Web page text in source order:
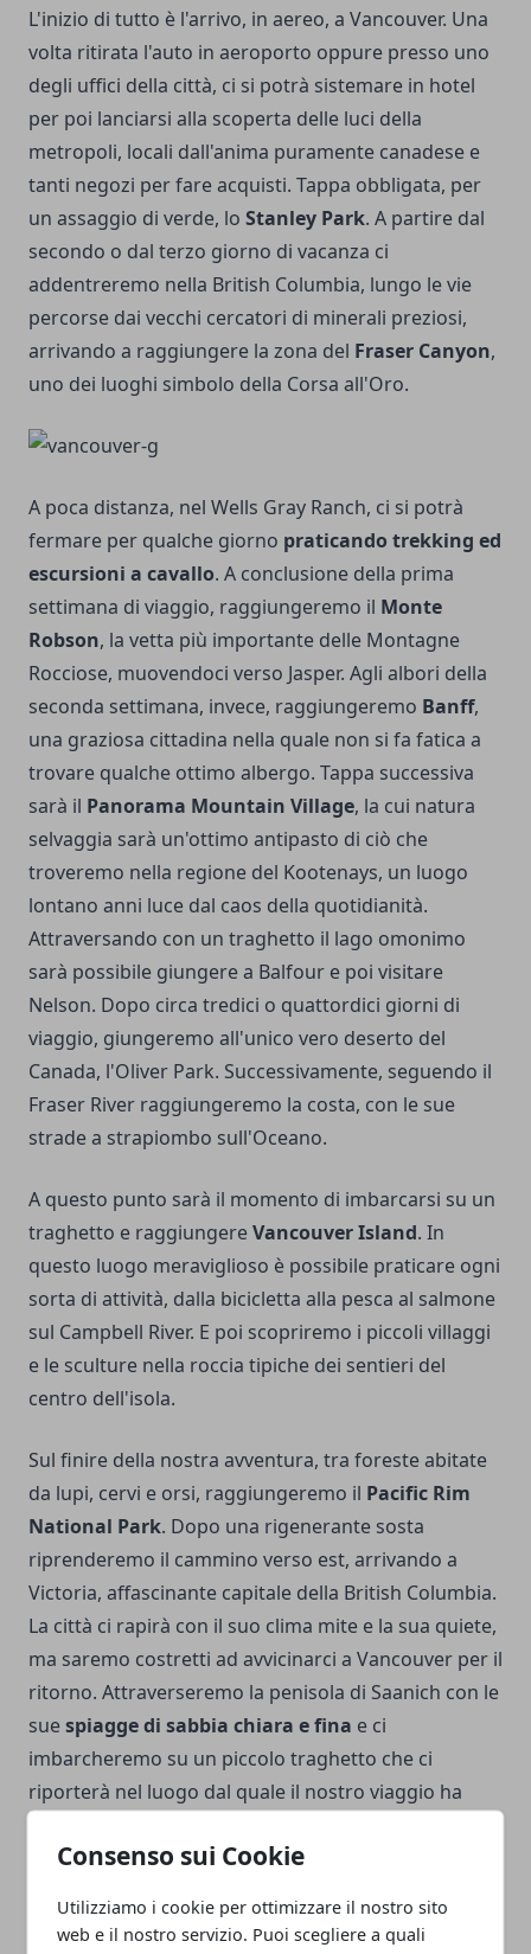
Consenso sui Cookie
Utilizziamo i cookie per ottimizzare il nostro sito
web e il nostro servizio. Puoi scegliere a quali
L'inizio di tutto è l'arrivo, in aereo, a Vancouver. Una
volta ritirata l'auto in aeroporto oppure presso uno
degli uffici della città, ci si potrà sistemare in hotel
per poi lanciarsi alla scoperta delle luci della
metropoli, locali dall'anima puramente canadese e
tanti negozi per fare acquisti. Tappa obbligata, per
un assaggio di verde, lo Stanley Park. A partire dal
secondo o dal terzo giorno di vacanza ci
addentreremo nella British Columbia, lungo le vie
percorse dai vecchi cercatori di minerali preziosi,
arrivando a raggiungere la zona del Fraser Canyon,
uno dei luoghi simbolo della Corsa all'Oro.
A poca distanza, nel Wells Gray Ranch, ci si potrà
fermare per qualche giorno praticando trekking ed
escursioni a cavallo. A conclusione della prima
settimana di viaggio, raggiungeremo il Monte
Robson, la vetta più importante delle Montagne
Rocciose, muovendoci verso Jasper. Agli albori della
seconda settimana, invece, raggiungeremo Banff,
una graziosa cittadina nella quale non si fa fatica a
trovare qualche ottimo albergo. Tappa successiva
sarà il Panorama Mountain Village, la cui natura
selvaggia sarà un'ottimo antipasto di ciò che
troveremo nella regione del Kootenays, un luogo
lontano anni luce dal caos della quotidianità.
Attraversando con un traghetto il lago omonimo
sarà possibile giungere a Balfour e poi visitare
Nelson. Dopo circa tredici o quattordici giorni di
viaggio, giungeremo all'unico vero deserto del
Canada, l'Oliver Park. Successivamente, seguendo il
Fraser River raggiungeremo la costa, con le sue
strade a strapiombo sull'Oceano.
A questo punto sarà il momento di imbarcarsi su un
traghetto e raggiungereVancouver Island. In
questo luogo meraviglioso è possibile praticare ogni
sorta di attività, dalla bicicletta alla pesca al salmone
sul Campbell River. E poi scopriremo i piccoli villaggi
e le sculture nella roccia tipiche dei sentieri del
centro dell'isola.
Sul finire della nostra avventura, tra foreste abitate
da lupi, cervi e orsi, raggiungeremo il Pacific Rim
National Park. Dopo una rigenerante sosta
riprenderemo il cammino verso est, arrivando a
Victoria, affascinante capitale della British Columbia.
La città ci rapirà con il suo clima mite e la sua quiete,
ma saremo costretti ad avvicinarci a Vancouver per il
ritorno. Attraverseremo la penisola di Saanich con le
suespiagge di sabbia chiara e fina e ci
imbarcheremo su un piccolo traghetto che ci
riporterà nel luogo dal quale il nostro viaggio ha